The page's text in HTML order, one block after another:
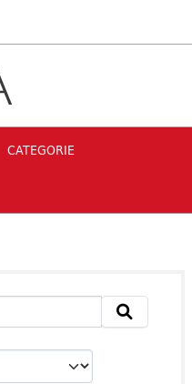
CATEGORIE